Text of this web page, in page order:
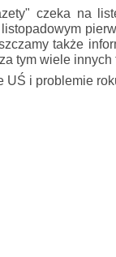
czeka na
także
tym wiele innych
UŚ i problemie